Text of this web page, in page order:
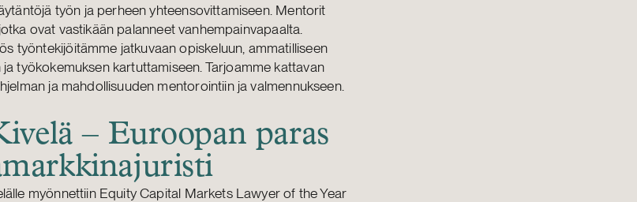
työn ja perheen yhteensovittamiseen. Mentorit
ovat vastikään palanneet vanhempainvapaalta.
työntekijöitämme jatkuvaan opiskeluun, ammatilliseen
työkokemuksen kartuttamiseen. Tarjoamme kattavan
ja mahdollisuuden mentorointiin ja valmennukseen.
– Euroopan paras
myönnettiin Equity Capital Markets Lawyer of the Year